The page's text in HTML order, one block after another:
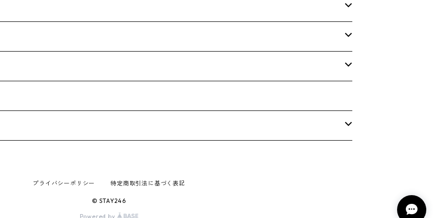
プライバシーポリシー 特定商取引法に基づく表記
© STAY246
Powered by